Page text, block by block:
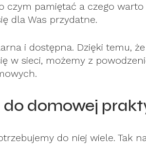
czym pamiętać a czego warto
dla Was przydatne.
i dostępna. Dzięki temu,
w sieci, możemy z
domowej
do niej wiele. Tak